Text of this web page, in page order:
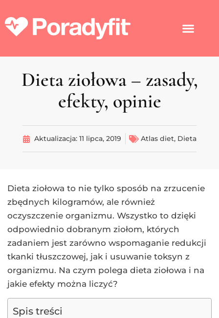
Dieta ziołowa – zasady,
efekty, opinie
Aktualizacja: 11 lipca, 2019 Atlas diet, Dieta
Dieta ziołowa to nie tylko sposób na zrzucenie
zbędnych kilogramów, ale również
oczyszczenie organizmu. Wszystko to dzięki
odpowiednio dobranym ziołom, których
zadaniem jest zarówno wspomaganie redukcji
tkanki tłuszczowej, jak i usuwanie toksyn z
organizmu. Na czym polega dieta ziołowa i na
jakie efekty można liczyć?
Spis treści